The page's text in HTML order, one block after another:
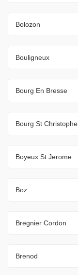
Bolozon
Bouligneux
Bourg En Bresse
Bourg St Christophe
Boyeux St Jerome
Boz
Bregnier Cordon
Brenod